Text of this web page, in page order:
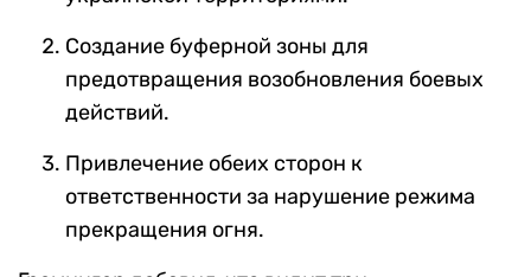
Создание буферной зоны для
предотвращения возобновления боевых
действий.
Привлечение обеих сторон к
ответственности за нарушение режима
прекращения огня.